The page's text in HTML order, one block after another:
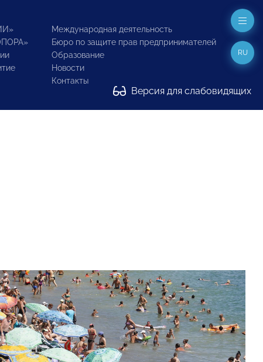
Международная деятельность
Бюро по защите прав предпринимателей
Образование
Новости
Контакты
Версия для слабовидящих
RU